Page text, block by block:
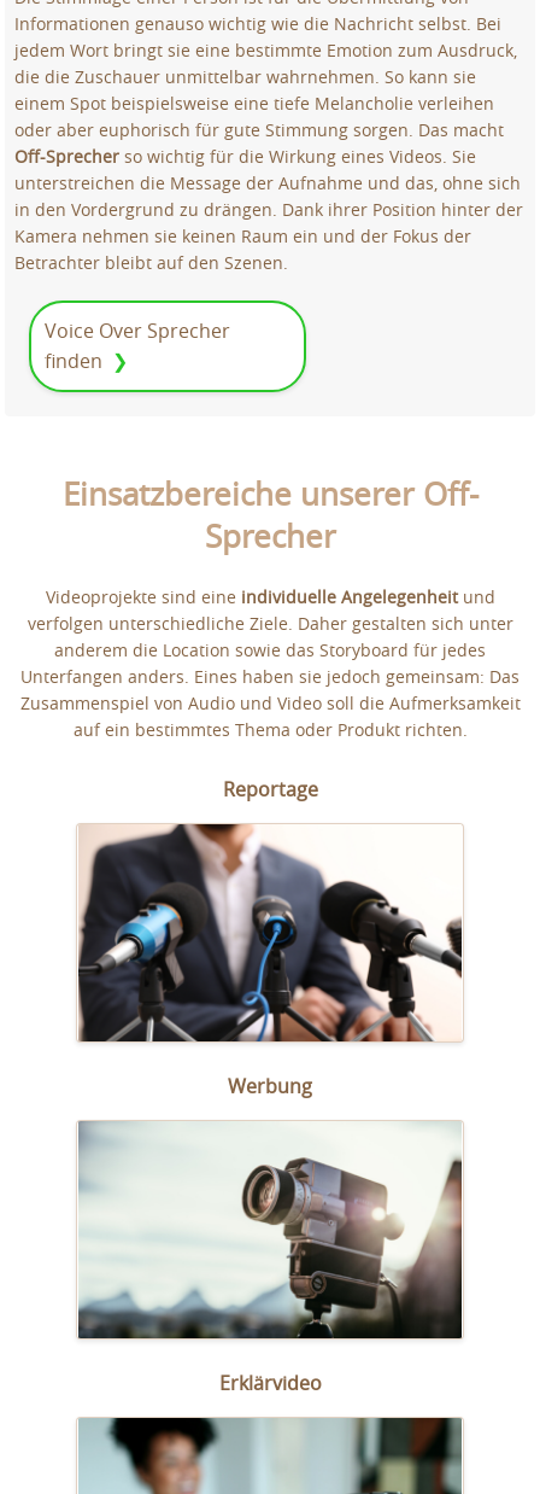
Informationen genauso wichtig wie die Nachricht selbst. Bei
jedem Wort bringt sie eine bestimmte Emotion zum Ausdruck,
die die Zuschauer unmittelbar wahrnehmen. So kann sie
einem Spot beispielsweise eine tiefe Melancholie verleihen
oder aber euphorisch für gute Stimmung sorgen. Das macht
Off-Sprecher so wichtig für die Wirkung eines Videos. Sie
unterstreichen die Message der Aufnahme und das, ohne sich
in den Vordergrund zu drängen. Dank ihrer Position hinter der
Kamera nehmen sie keinen Raum ein und der Fokus der
Betrachter bleibt auf den Szenen.
Voice Over Sprecher
finden
Einsatzbereiche unserer Off-
Sprecher
Videoprojekte sind eine individuelle Angelegenheitund
verfolgen unterschiedliche Ziele. Daher gestalten sich unter
anderem die Location sowie das Storyboard für jedes
Unterfangen anders. Eines haben sie jedoch gemeinsam: Das
Zusammenspiel von Audio und Video soll die Aufmerksamkeit
auf ein bestimmtes Thema oder Produkt richten.
Reportage
Werbung
Erklärvideo